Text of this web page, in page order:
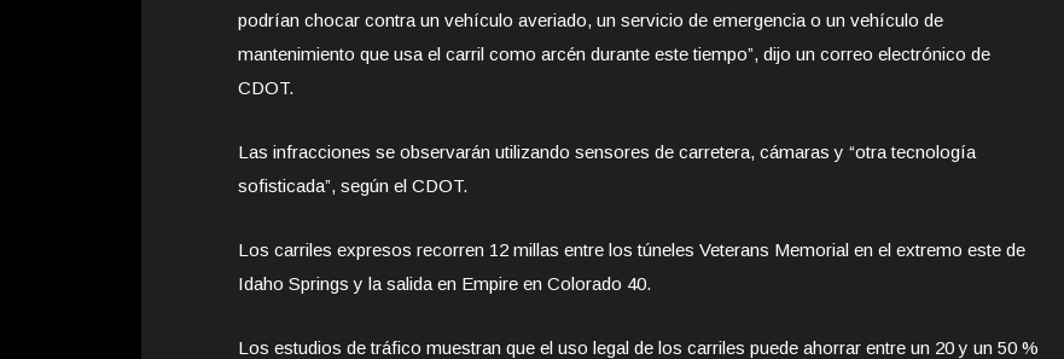
podrían chocar contra un vehículo averiado, un servicio de emergencia o un vehículo de
mantenimiento que usa el carril como arcén durante este tiempo”, dijo un correo electrónico de
CDOT.
Las infracciones se observarán utilizando sensores de carretera, cámaras y “otra tecnología
sofisticada”, según el CDOT.
Los carriles expresos recorren 12 millas entre los túneles Veterans Memorial en el extremo este de
Idaho Springs y la salida en Empire en Colorado 40.
Los estudios de tráfico muestran que el uso legal de los carriles puede ahorrar entre un 20 y un 50 %